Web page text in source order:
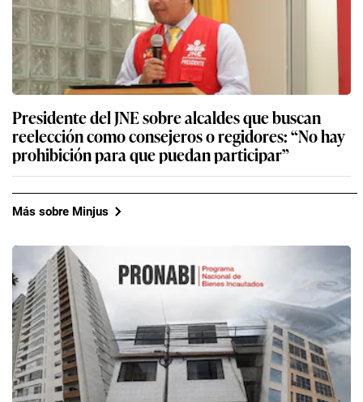
Presidente del JNE sobre alcaldes que buscan
reelección como consejeros o regidores: “No hay
prohibición para que puedan participar”
Más sobre Minjus